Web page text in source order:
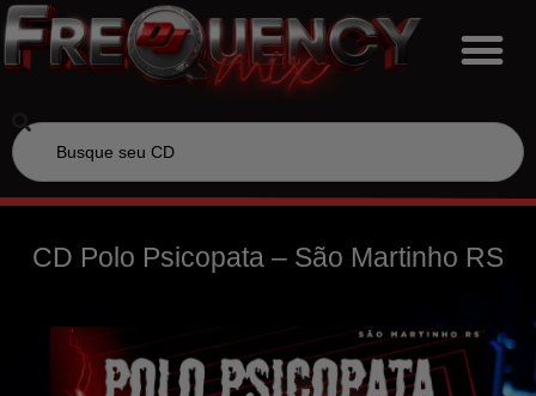
CD Polo Psicopata – São Martinho RS